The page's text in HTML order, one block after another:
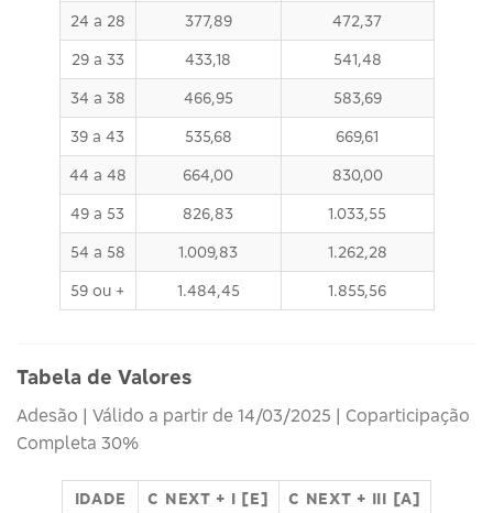
24 a 28 377,89 472,37
29 a 33 433,18 541,48
34 a 38 466,95 583,69
39 a 43 535,68 669,61
44 a 48 664,00 830,00
49 a 53 826,83 1.033,55
54 a 58 1.009,83 1.262,28
59 ou + 1.484,45 1.855,56
Tabela de Valores
Adesão | Válido a partir de 14/03/2025 | Coparticipação
Completa 30%
IDADE C NEXT + I [E]
C NEXT + III [A]